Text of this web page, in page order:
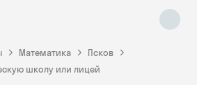
Математика
Псков
школу или лицей